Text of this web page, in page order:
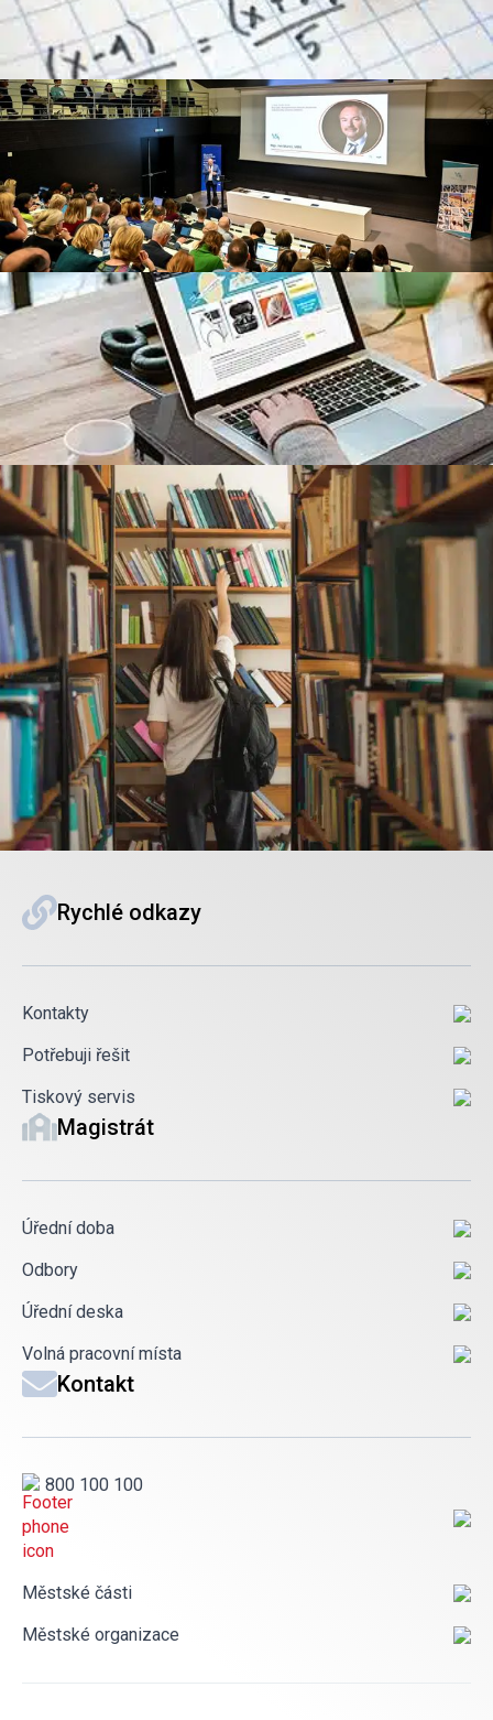
Rychlé odkazy
Kontakty
Potřebuji řešit
Tiskový servis
Magistrát
Úřední doba
Odbory
Úřední deska
Volná pracovní místa
Kontakt
800 100 100
Městské části
Městské organizace